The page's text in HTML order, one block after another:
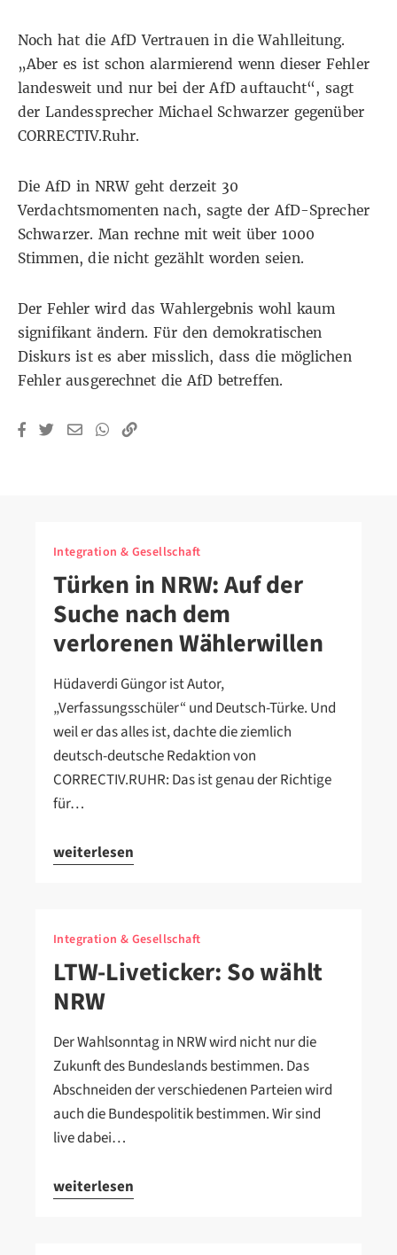
Noch hat die AfD Vertrauen in die Wahlleitung.
„Aber es ist schon alarmierend wenn dieser Fehler
landesweit und nur bei der AfD auftaucht“, sagt
der Landessprecher Michael Schwarzer gegenüber
CORRECTIV.Ruhr.
Die AfD in NRW geht derzeit 30
Verdachtsmomenten nach, sagte der AfD-Sprecher
Schwarzer. Man rechne mit weit über 1000
Stimmen, die nicht gezählt worden seien.
Der Fehler wird das Wahlergebnis wohl kaum
signifikant ändern. Für den demokratischen
Diskurs ist es aber misslich, dass die möglichen
Fehler ausgerechnet die AfD betreffen.
Integration & Gesellschaft
Türken in NRW: Auf der
Suche nach dem
verlorenen Wählerwillen
Hüdaverdi Güngor ist Autor,
„Verfassungsschüler“ und Deutsch-Türke. Und
weil er das alles ist, dachte die ziemlich
deutsch-deutsche Redaktion von
CORRECTIV.RUHR: Das ist genau der Richtige
für…
weiterlesen
Integration & Gesellschaft
LTW-Liveticker: So wählt
NRW
Der Wahlsonntag in NRW wird nicht nur die
Zukunft des Bundeslands bestimmen. Das
Abschneiden der verschiedenen Parteien wird
auch die Bundespolitik bestimmen. Wir sind
live dabei…
weiterlesen